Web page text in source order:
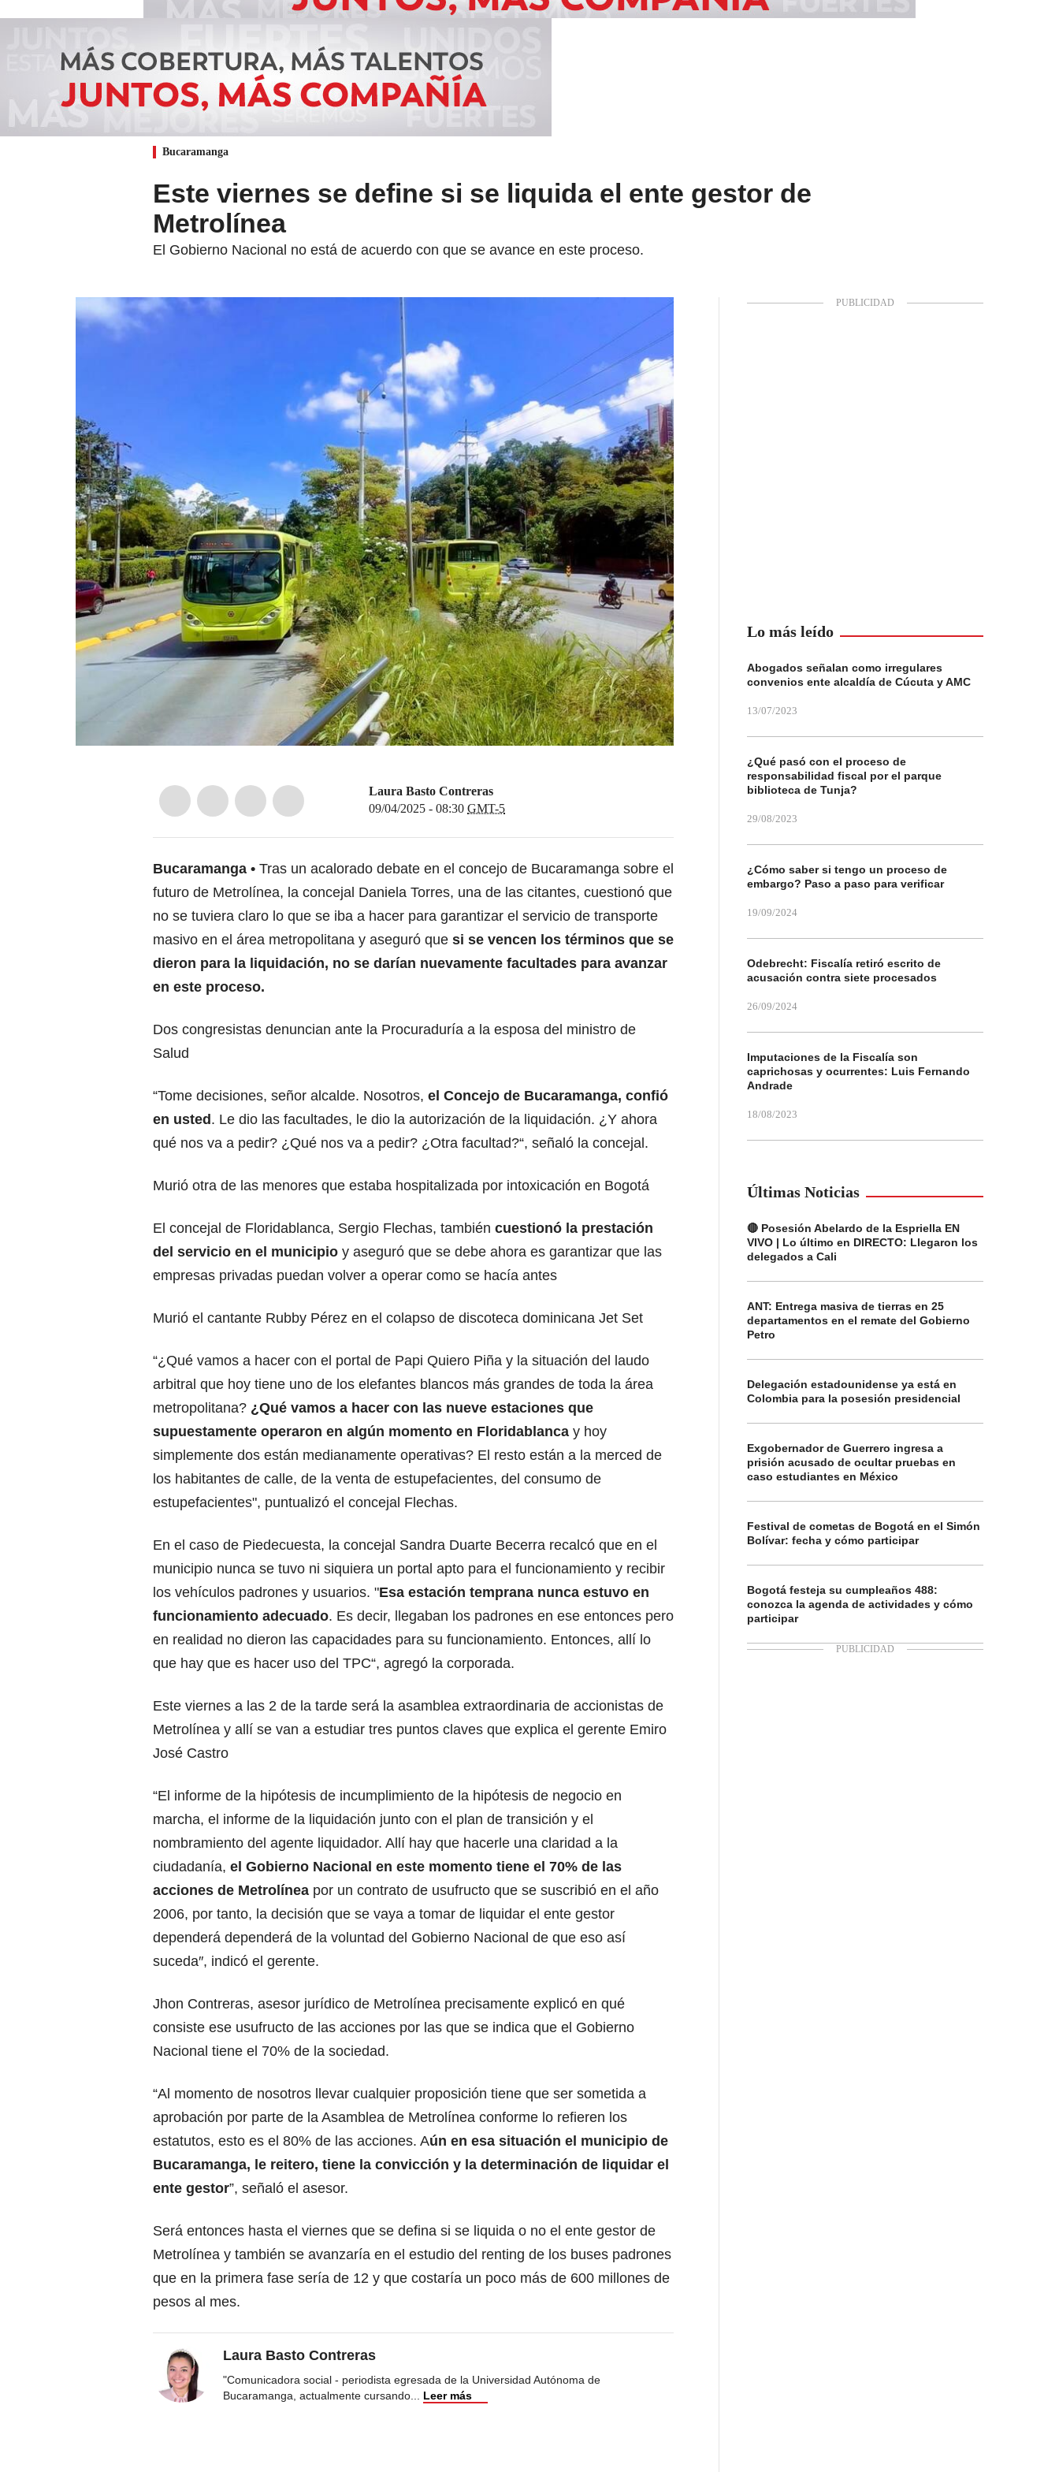
Bucaramanga
Este viernes se define si se liquida el ente gestor de
Metrolínea
El Gobierno Nacional no está de acuerdo con que se avance en este proceso.
Laura Basto Contreras
09/04/2025 - 08:30 GMT-5
Bucaramanga
Tras un acalorado debate en el concejo de Bucaramanga sobre el
futuro de Metrolínea, la concejal Daniela Torres, una de las citantes, cuestionó que
no se tuviera claro lo que se iba a hacer para garantizar el servicio de transporte
masivo en el área metropolitana y aseguró que si se vencen los términos que se
dieron para la liquidación, no se darían nuevamente facultades para avanzar
en este proceso.
Dos congresistas denuncian ante la Procuraduría a la esposa del ministro de
Salud
“Tome decisiones, señor alcalde. Nosotros, el Concejo de Bucaramanga, confió
en usted . Le dio las facultades, le dio la autorización de la liquidación. ¿Y ahora
qué nos va a pedir? ¿Qué nos va a pedir? ¿Otra facultad?“, señaló la concejal.
Murió otra de las menores que estaba hospitalizada por intoxicación en Bogotá
El concejal de Floridablanca, Sergio Flechas, también cuestionó la prestación
del servicio en el municipio y aseguró que se debe ahora es garantizar que las
empresas privadas puedan volver a operar como se hacía antes
Murió el cantante Rubby Pérez en el colapso de discoteca dominicana Jet Set
“¿Qué vamos a hacer con el portal de Papi Quiero Piña y la situación del laudo
arbitral que hoy tiene uno de los elefantes blancos más grandes de toda la área
metropolitana? ¿Qué vamos a hacer con las nueve estaciones que
supuestamente operaron en algún momento en Floridablanca y hoy
simplemente dos están medianamente operativas? El resto están a la merced de
los habitantes de calle, de la venta de estupefacientes, del consumo de
estupefacientes", puntualizó el concejal Flechas.
En el caso de Piedecuesta, la concejal Sandra Duarte Becerra recalcó que en el
municipio nunca se tuvo ni siquiera un portal apto para el funcionamiento y recibir
los vehículos padrones y usuarios. "Esa estación temprana nunca estuvo en
funcionamiento adecuado. Es decir, llegaban los padrones en ese entonces pero
en realidad no dieron las capacidades para su funcionamiento. Entonces, allí lo
que hay que es hacer uso del TPC“, agregó la corporada.
Este viernes a las 2 de la tarde será la asamblea extraordinaria de accionistas de
Metrolínea y allí se van a estudiar tres puntos claves que explica el gerente Emiro
José Castro
“El informe de la hipótesis de incumplimiento de la hipótesis de negocio en
marcha, el informe de la liquidación junto con el plan de transición y el
nombramiento del agente liquidador. Allí hay que hacerle una claridad a la
ciudadanía, el Gobierno Nacional en este momento tiene el 70% de las
acciones de Metrolínea por un contrato de usufructo que se suscribió en el año
2006, por tanto, la decisión que se vaya a tomar de liquidar el ente gestor
dependerá dependerá de la voluntad del Gobierno Nacional de que eso así
suceda″, indicó el gerente.
Jhon Contreras, asesor jurídico de Metrolínea precisamente explicó en qué
consiste ese usufructo de las acciones por las que se indica que el Gobierno
Nacional tiene el 70% de la sociedad.
“Al momento de nosotros llevar cualquier proposición tiene que ser sometida a
aprobación por parte de la Asamblea de Metrolínea conforme lo refieren los
estatutos, esto es el 80% de las acciones. Aún en esa situación el municipio de
Bucaramanga, le reitero, tiene la convicción y la determinación de liquidar el
ente gestor”, señaló el asesor.
Será entonces hasta el viernes que se defina si se liquida o no el ente gestor de
Metrolínea y también se avanzaría en el estudio del renting de los buses padrones
que en la primera fase sería de 12 y que costaría un poco más de 600 millones de
pesos al mes.
Laura Basto Contreras
"Comunicadora social - periodista egresada de la Universidad Autónoma de
Bucaramanga, actualmente cursando... Leer más
Lo más leído
Abogados señalan como irregulares
convenios ente alcaldía de Cúcuta y AMC
13/07/2023
¿Qué pasó con el proceso de
responsabilidad fiscal por el parque
biblioteca de Tunja?
29/08/2023
¿Cómo saber si tengo un proceso de
embargo? Paso a paso para verificar
19/09/2024
Odebrecht: Fiscalía retiró escrito de
acusación contra siete procesados
26/09/2024
Imputaciones de la Fiscalía son
caprichosas y ocurrentes: Luis Fernando
Andrade
18/08/2023
Últimas Noticias
🔴 Posesión Abelardo de la Espriella EN
VIVO | Lo último en DIRECTO: Llegaron los
delegados a Cali
ANT: Entrega masiva de tierras en 25
departamentos en el remate del Gobierno
Petro
Delegación estadounidense ya está en
Colombia para la posesión presidencial
Exgobernador de Guerrero ingresa a
prisión acusado de ocultar pruebas en
caso estudiantes en México
Festival de cometas de Bogotá en el Simón
Bolívar: fecha y cómo participar
Bogotá festeja su cumpleaños 488:
conozca la agenda de actividades y cómo
participar